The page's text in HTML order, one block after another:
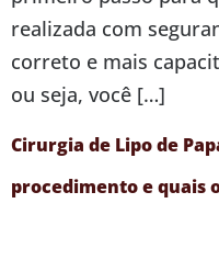
realizada com
correto e mais
ou seja, você […]
Cirurgia de Lipo de
procedimento e quais